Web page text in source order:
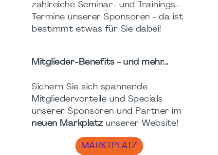
zahlreiche Seminar- und Trainings-
Termine unserer Sponsoren - da ist
bestimmt etwas für Sie dabei!
Mitglieder-Benefits - und mehr...
Sichern Sie sich spannende
Mitgliedervorteile und Specials
unserer Sponsoren und Partner im
neuen Markplatzunserer Website!
MARKTPLATZ